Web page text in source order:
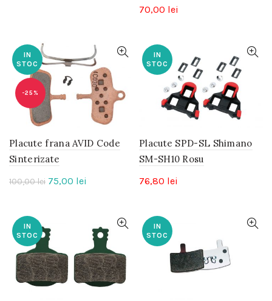
70,00 lei
-25%
IN
STOC
Placute frana AVID Code
Sinterizate
100,00lei Prețul
fost:
100,00 lei.
75,00 lei
75,00 lei.
IN
STOC
Placute SPD-SL Shimano
SM-SH10 Rosu
76,80 lei
IN
STOC
IN
STOC